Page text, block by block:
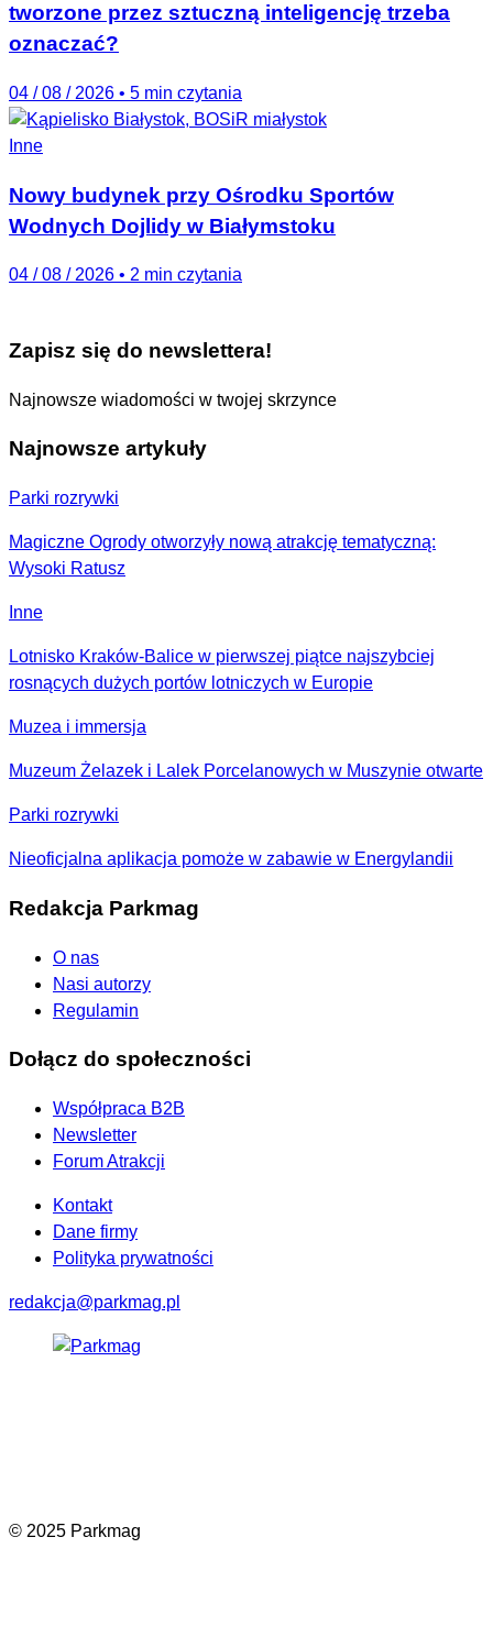
tworzone przez sztuczną inteligencję trzeba
oznaczać?
04 / 08 / 2026 • 5 min czytania
Inne
Nowy budynek przy Ośrodku Sportów
Wodnych Dojlidy w Białymstoku
04 / 08 / 2026 • 2 min czytania
Zapisz się do newslettera!
Najnowsze wiadomości w twojej skrzynce
Najnowsze artykuły
Parki rozrywki
Magiczne Ogrody otworzyły nową atrakcję tematyczną:
Wysoki Ratusz
Inne
Lotnisko Kraków-Balice w pierwszej piątce najszybciej
rosnących dużych portów lotniczych w Europie
Muzea i immersja
Muzeum Żelazek i Lalek Porcelanowych w Muszynie otwarte
Parki rozrywki
Nieoficjalna aplikacja pomoże w zabawie w Energylandii
Redakcja Parkmag
O nas
Nasi autorzy
Regulamin
Dołącz do społeczności
Współpraca B2B
Newsletter
Forum Atrakcji
Kontakt
Dane firmy
Polityka prywatności
redakcja@parkmag.pl
© 2025 Parkmag